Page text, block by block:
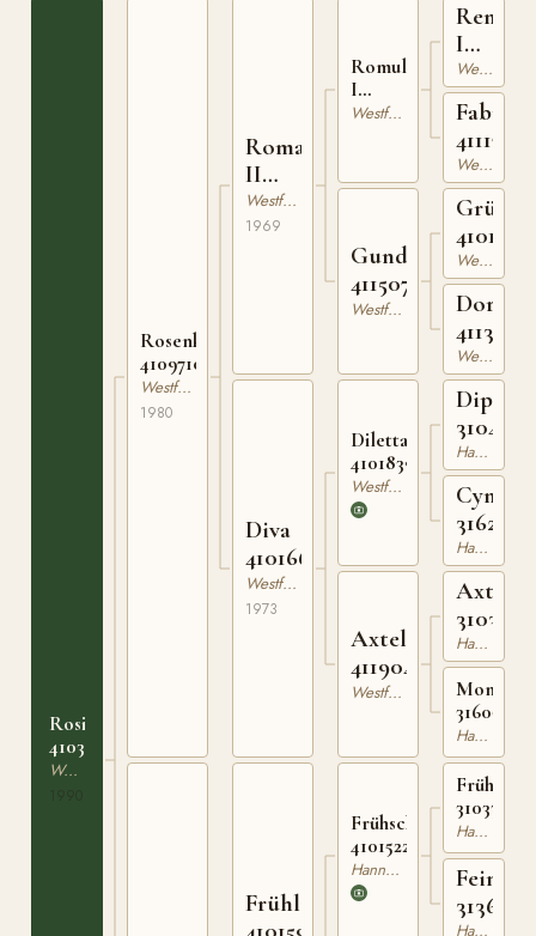
Rosi
410336490
Westfaler
Rosenkavalier
410971080
Westfaler
1980
Romadour
II
95012
Westfaler
1969
Diva
410166973
Westfaler
1973
Frühling
Romulus
I
410161861
Westfaler
Gunda
411507562
Westfaler
Dilettant
410183968
Westfaler
Axtelfe
411904360
Westfaler
Frühschein
410152256
Hannoveranare
Remus
I
Westfaler
Westfaler
Westfaler
Dorette
Westfaler
Hannoveranare
Hannoveranare
Axtfeld
Hannoveranare
316058254
Hannoveranare
Frühsport
310332739
Hannoveranare
Feingau
Hannoveranare